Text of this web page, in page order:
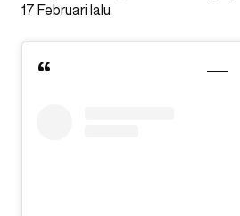
17 Februari lalu.